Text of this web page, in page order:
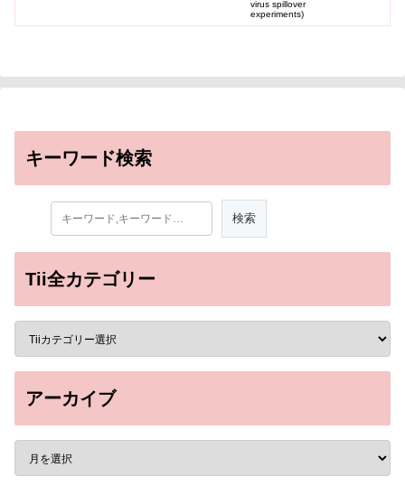
キーワード検索
Tii全カテゴリー
アーカイブ